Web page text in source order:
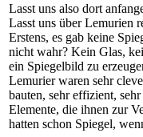
Lasst uns also dort
Lasst uns über Lemurien
Erstens, es gab keine
nicht wahr? Kein Glas,
ein Spiegelbild zu
Lemurier waren sehr
bauten, sehr effizient,
Elemente, die ihnen zur
hatten schon Spiegel,